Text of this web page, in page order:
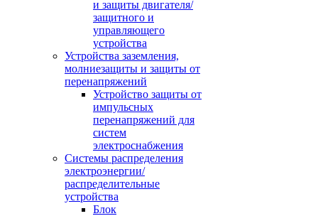
и защиты двигателя/
защитного и
управляющего
устройства
Устройства заземления,
молниезащиты и защиты от
перенапряжений
Устройство защиты от
импульсных
перенапряжений для
систем
электроснабжения
Системы распределения
электроэнергии/
распределительные
устройства
Блок